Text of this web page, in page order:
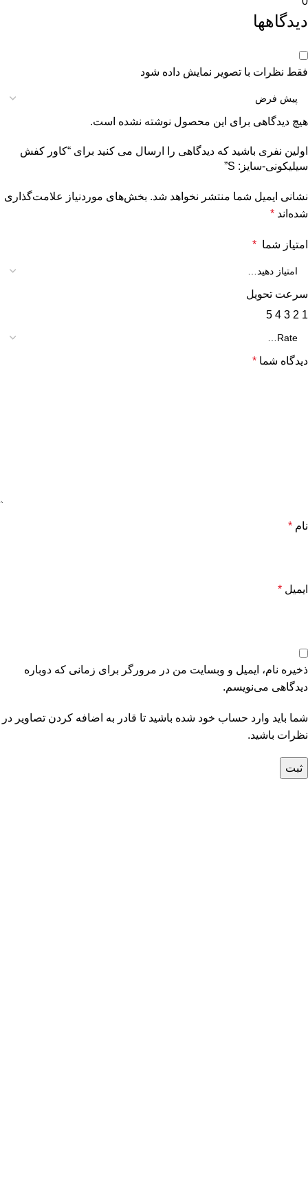
دیدگاهها
فقط نظرات با تصویر نمایش داده شود
هیچ دیدگاهی برای این محصول نوشته نشده است.
اولین نفری باشید که دیدگاهی را ارسال می کنید برای “کاور کفش
سیلیکونی-سایز: S”
نشانی ایمیل شما منتشر نخواهد شد. بخش‌های موردنیاز علامت‌گذاری
شده‌اند *
امتیاز شما *
سرعت تحویل
1
2
3
4
5
دیدگاه شما *
نام *
ایمیل *
ذخیره نام، ایمیل و وبسایت من در مرورگر برای زمانی که دوباره
دیدگاهی می‌نویسم.
شما باید وارد حساب خود شده باشید تا قادر به اضافه کردن تصاویر در
نظرات باشید.